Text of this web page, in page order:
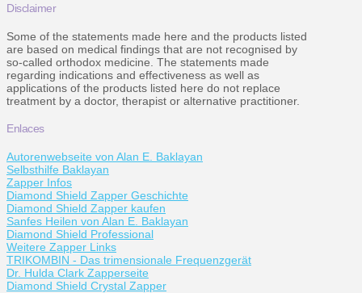
Disclaimer
Some of the statements made here and the products listed
are based on medical findings that are not recognised by
so-called orthodox medicine. The statements made
regarding indications and effectiveness as well as
applications of the products listed here do not replace
treatment by a doctor, therapist or alternative practitioner.
Enlaces
Autorenwebseite von Alan E. Baklayan
Selbsthilfe Baklayan
Zapper Infos
Diamond Shield Zapper Geschichte
Diamond Shield Zapper kaufen
Sanfes Heilen von Alan E. Baklayan
Diamond Shield Professional
Weitere Zapper Links
TRIKOMBIN - Das trimensionale Frequenzgerät
Dr. Hulda Clark Zapperseite
Diamond Shield Crystal Zapper